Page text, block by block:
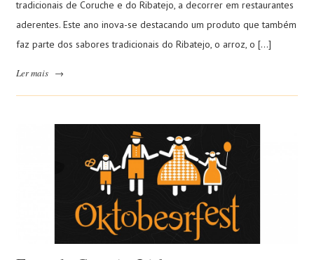
tradicionais de Coruche e do Ribatejo, a decorrer em restaurantes
aderentes. Este ano inova-se destacando um produto que também
faz parte dos sabores tradicionais do Ribatejo, o arroz, o […]
Ler mais →